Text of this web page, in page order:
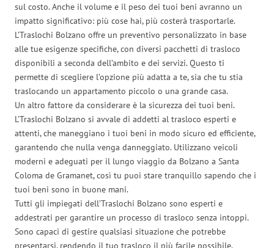
sul costo. Anche il volume e il peso dei tuoi beni avranno un
impatto significativo: più cose hai, più costerà trasportarle.
L’Traslochi Bolzano offre un preventivo personalizzato in base
alle tue esigenze specifiche, con diversi pacchetti di trasloco
disponibili a seconda dell’ambito e dei servizi. Questo ti
permette di scegliere l’opzione più adatta a te, sia che tu stia
traslocando un appartamento piccolo o una grande casa.
Un altro fattore da considerare è la sicurezza dei tuoi beni.
L’Traslochi Bolzano si avvale di addetti al trasloco esperti e
attenti, che maneggiano i tuoi beni in modo sicuro ed efficiente,
garantendo che nulla venga danneggiato. Utilizzano veicoli
moderni e adeguati per il lungo viaggio da Bolzano a Santa
Coloma de Gramanet, così tu puoi stare tranquillo sapendo che i
tuoi beni sono in buone mani.
Tutti gli impiegati dell’Traslochi Bolzano sono esperti e
addestrati per garantire un processo di trasloco senza intoppi.
Sono capaci di gestire qualsiasi situazione che potrebbe
presentarsi, rendendo il tuo trasloco il più facile possibile.